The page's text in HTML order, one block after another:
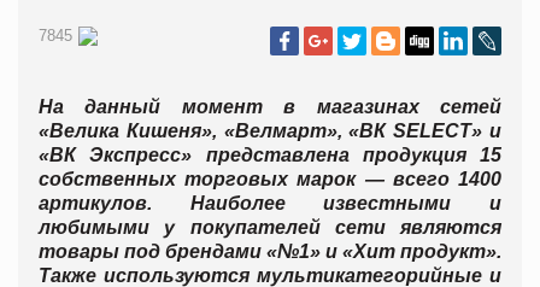
7845
На данный момент в магазинах сетей
«Велика Кишеня», «Велмарт», «ВК SELECT» и
«ВК Экспресс» представлена продукция 15
собственных торговых марок — всего 1400
артикулов. Наиболее известными и
любимыми у покупателей сети являются
товары под брендами «№1» и «Хит продукт».
Также используются мультикатегорийные и